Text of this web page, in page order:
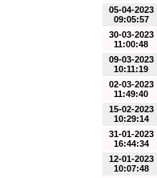
05-04-2023
09:05:57
30-03-2023
11:00:48
09-03-2023
10:11:19
02-03-2023
11:49:40
15-02-2023
10:29:14
31-01-2023
16:44:34
12-01-2023
10:07:48